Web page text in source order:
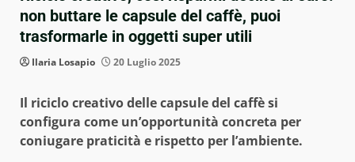
non buttare le capsule del caffè, puoi
trasformarle in oggetti super utili
Ilaria Losapio 20 Luglio 2025
Il riciclo creativo delle capsule del caffè si
configura come un’opportunità concreta per
coniugare praticità e rispetto per l’ambiente.